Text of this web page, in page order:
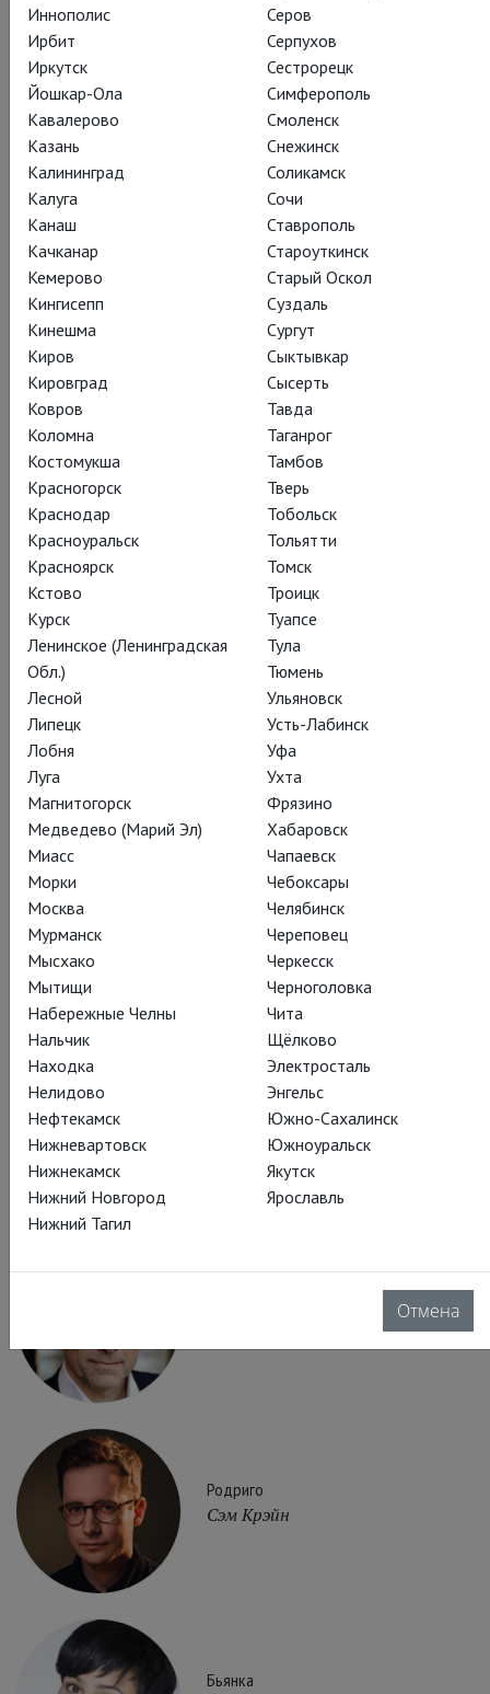
Смертоубийственный, замешанный на страсти, ревности и
власти треугольник Отелло-Яго-Дездемона оживает в
постановке «Глобуса» усилиями выдающихся актеров.
Такого яростного Отелло вы еще не видели. Такого
порочного Яго – тоже.
Смотреть онлайн за 550 ₽
Поделиться:
Подписаться на рассылку
СОСТАВ СОЗДАТЕЛИ О СПЕКТАКЛЕ
КАДРЫ
ТЕАТР
Действующие лица и исполнители
Имонн Уолкер
Тим МакИннерни
Дездемона
Зои Таппер
Родриго
Сэм Крэйн
Бьянка
Иннополис
Ирбит
Иркутск
Йошкар-Ола
Кавалерово
Казань
Калининград
Калуга
Канаш
Качканар
Кемерово
Кингисепп
Кинешма
Киров
Кировград
Ковров
Коломна
Костомукша
Красногорск
Краснодар
Красноуральск
Красноярск
Кстово
Курск
Ленинское (Ленинградская
Обл.)
Лесной
Липецк
Лобня
Луга
Магнитогорск
Медведево (Марий Эл)
Миасс
Морки
Москва
Мурманск
Мысхако
Мытищи
Набережные Челны
Нальчик
Находка
Нелидово
Нефтекамск
Нижневартовск
Нижнекамск
Нижний Новгород
Нижний Тагил
Серов
Серпухов
Сестрорецк
Симферополь
Смоленск
Снежинск
Соликамск
Сочи
Ставрополь
Староуткинск
Старый Оскол
Суздаль
Сургут
Сыктывкар
Сысерть
Тавда
Таганрог
Тамбов
Тверь
Тобольск
Тольятти
Томск
Троицк
Туапсе
Тула
Тюмень
Ульяновск
Усть-Лабинск
Уфа
Ухта
Фрязино
Хабаровск
Чапаевск
Чебоксары
Челябинск
Череповец
Черкесск
Черноголовка
Чита
Щёлково
Электросталь
Энгельс
Южно-Сахалинск
Южноуральск
Якутск
Ярославль
Отмена